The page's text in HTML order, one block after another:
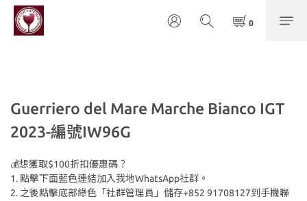
Guerriero del Mare Marche Bianco IGT
2023-編號IW96G
💰想獲取$100折扣優惠碼？
1. 點擊下面藍色連結加入我地WhatsApp社群。
2. 之後點擊底部綠色「社群管理員」儲存+852 91708127到手機聯